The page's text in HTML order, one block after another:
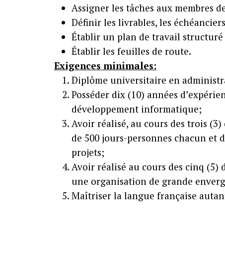
Assigner les tâches aux membres
Définir les livrables, les
Établir un plan de travail structuré
Établir les feuilles de route.
Exigences minimales:
Diplôme universitaire en
Posséder dix (10) années
développement informatique;
Avoir réalisé, au cours des trois
de 500 jours-personnes chacun
projets;
Avoir réalisé au cours des cinq (5)
une organisation de grande
Maîtriser la langue française